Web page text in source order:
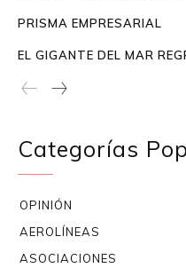
PRISMA EMPRESARIAL
EL GIGANTE DEL MAR
Categorías
OPINIÓN
AEROLÍNEAS
ASOCIACIONES